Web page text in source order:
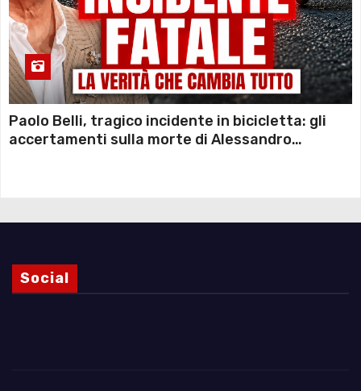
Paolo Belli, tragico incidente in bicicletta: gli
accertamenti sulla morte di Alessandro
Social